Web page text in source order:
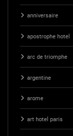
anniversaire
apostrophe hotel
arc de triomphe
argentine
arome
art hotel paris